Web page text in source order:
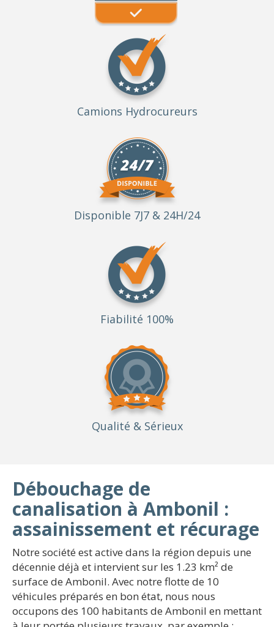
Camions Hydrocureurs
Disponible 7J7 & 24H/24
Fiabilité 100%
Qualité & Sérieux
Débouchage de
canalisation à Ambonil :
assainissement et récurage
Notre société est active dans la région depuis une
décennie déjà et intervient sur les 1.23 km² de
surface de Ambonil. Avec notre flotte de 10
véhicules préparés en bon état, nous nous
occupons des 100 habitants de Ambonil en mettant